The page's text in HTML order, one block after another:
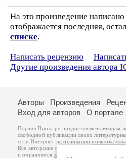
На это произведение написано
отображается последняя,
списке.
Написать рецензию
Другие произведения автора
Авторы Произведения
Вход для авторов
О портале
Портал Проза.ру предоставляет авторам
свободной публикации своих
сети Интернет на основании
Все авторские права на произведения
и охраняются законом . Перепечатка